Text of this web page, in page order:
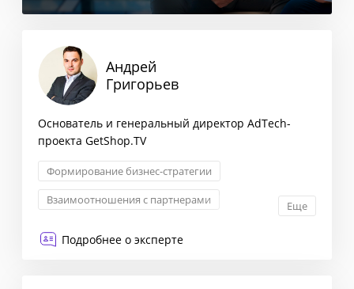
Андрей
Григорьев
Основатель и генеральный директор AdTech-
проекта GetShop.TV
Формирование бизнес-стратегии
Взаимоотношения с партнерами
Еще
Подробнее о эксперте